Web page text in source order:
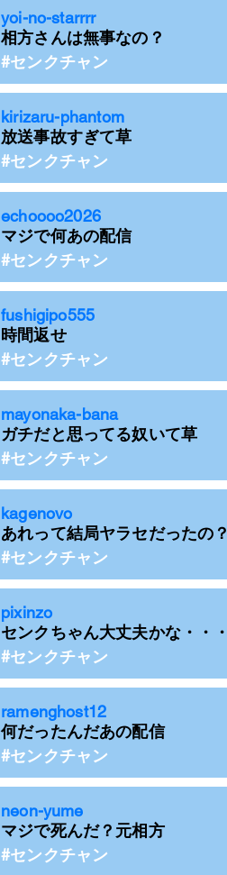
yoi-no-starrrr
相方さんは無事なの？
#センクチャン
kirizaru-phantom
放送事故すぎて草
#センクチャン
echoooo2026
マジで何あの配信
#センクチャン
fushigipo555
時間返せ
#センクチャン
mayonaka-bana
ガチだと思ってる奴いて草
#センクチャン
kagenovo
あれって結局ヤラセだったの？
#センクチャン
pixinzo
センクちゃん大丈夫かな・・・
#センクチャン
ramenghost12
何だったんだあの配信
#センクチャン
neon-yume
マジで死んだ？元相方
#センクチャン